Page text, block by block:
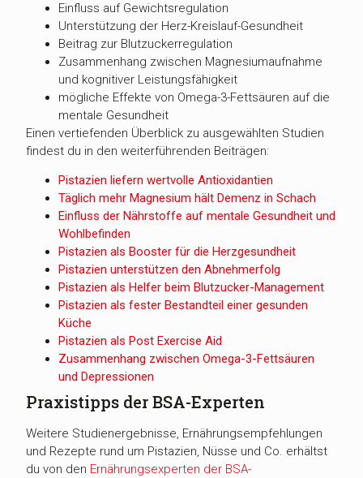
Einfluss auf Gewichtsregulation
Unterstützung der Herz-Kreislauf-Gesundheit
Beitrag zur Blutzuckerregulation
Zusammenhang zwischen Magnesiumaufnahme
und kognitiver Leistungsfähigkeit
mögliche Effekte von Omega-3-Fettsäuren auf die
mentale Gesundheit
Einen vertiefenden Überblick zu ausgewählten Studien
findest du in den weiterführenden Beiträgen:
Pistazien liefern wertvolle Antioxidantien
Täglich mehr Magnesium hält Demenz in Schach
Einfluss der Nährstoffe auf mentale Gesundheit und
Wohlbefinden
Pistazien als Booster für die Herzgesundheit
Pistazien unterstützen den Abnehmerfolg
Pistazien als Helfer beim Blutzucker-Management
Pistazien als fester Bestandteil einer gesunden
Küche
Pistazien als Post Exercise Aid
Zusammenhang zwischen Omega-3-Fettsäuren
und Depressionen
Praxistipps der BSA-Experten
Weitere Studienergebnisse, Ernährungsempfehlungen
und Rezepte rund um Pistazien, Nüsse und Co. erhältst
du von den Ernährungsexperten der BSA-